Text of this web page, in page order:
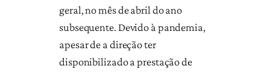
geral, no mês de abril do ano
subsequente. Devido à pandemia,
apesar de a direção ter
disponibilizado a prestação de